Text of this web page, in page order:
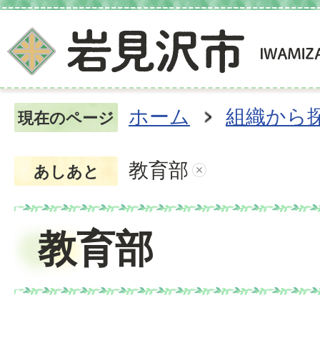
現在のページ ホーム 組織から
あしあと 教育部
教育部